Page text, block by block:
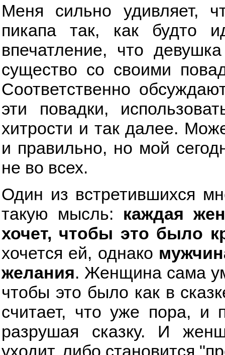
Меня сильно удивляет,
пикапа так, как будто
впечатление, что
существо со своими
Соответственно
эти повадки,
хитрости и так далее.
и правильно, но мой
не во всех.
Один из встретившихся
такую мысль: каждая
хочет, чтобы это было
хочется ей, однако
желания. Женщина сама
чтобы это было как в
считает, что уже пора, и
разрушая сказку. И
уходит, либо становится